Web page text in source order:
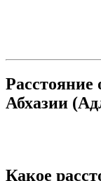
Расстояние
Абхазии
Какое